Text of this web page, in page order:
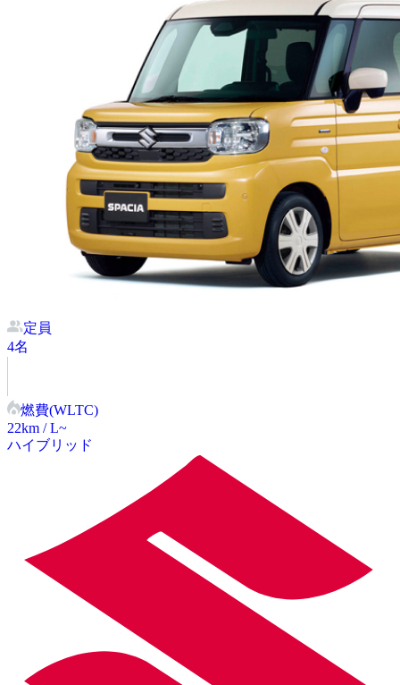
定員
4名
燃費(WLTC)
22km / L~
ハイブリッド